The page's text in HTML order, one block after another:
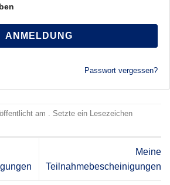
ANMELDUNG
Passwort vergessen?
am . Setzte ein Lesezeichen
Meine
Teilnahmebescheinigungen